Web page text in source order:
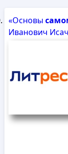
«Основы
Иванович